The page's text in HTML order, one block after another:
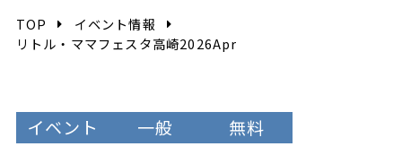
TOP
イベント情報
リトル・ママフェスタ高崎2026Apr
イベント 一般 無料